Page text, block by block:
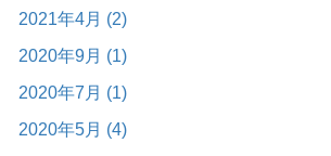
2021年4月 (2)
2020年9月 (1)
2020年7月 (1)
2020年5月 (4)